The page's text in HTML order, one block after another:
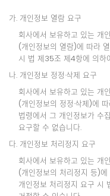
가. 개인정보 열람 요구
회사에서 보유하고 있는 개
(개인정보의 열람)에 따라
시 법 제35조 제4항에 의하
나. 개인정보 정정·삭제 요구
회사에서 보유하고 있는 개
(개인정보의 정정·삭제)에
법령에서 그 개인정보가 수
요구할 수 없습니다.
다. 개인정보 처리정지 요구
회사에서 보유하고 있는 개
(개인정보의 처리정지 등)
개인정보 처리정지 요구 시